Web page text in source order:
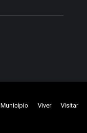
Município Viver Visitar